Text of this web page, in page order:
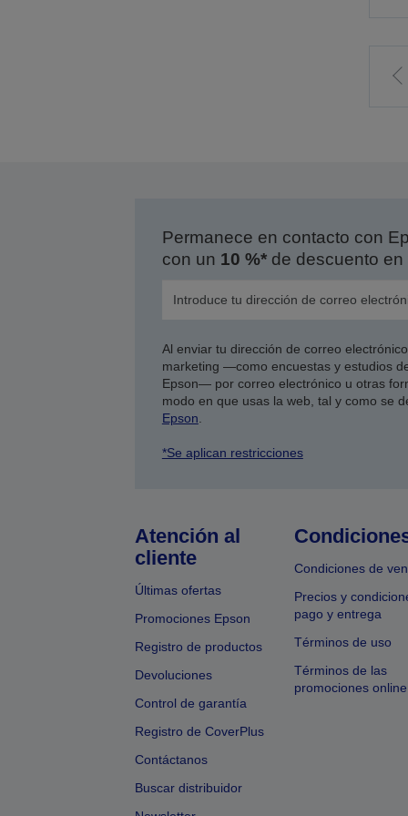
Ir
Permanece en contacto con
con un 10 %*de descuento en
Al enviar tu dirección de correo
marketing —como encuestas y estudios
Epson— por correo electrónico u otras
modo en que usas la web, tal y como se
Epson
*Se aplican restricciones
Atención al
cliente
Últimas ofertas
Promociones Epson
Registro de productos
Devoluciones
Control de garantía
Registro de CoverPlus
Contáctanos
Buscar distribuidor
Condiciones de
Precios y
pago y entrega
Términos de uso
Términos de las
promociones online